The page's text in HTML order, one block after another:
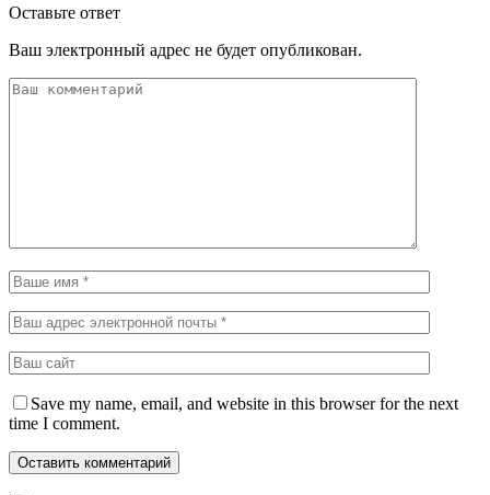
Оставьте ответ
Ваш электронный адрес не будет опубликован.
Save my name, email, and website in this browser for the next
time I comment.